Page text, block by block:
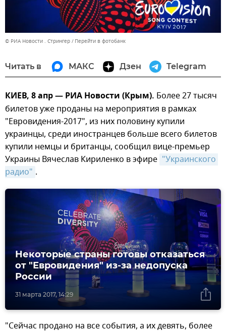
© РИА Новости . Стрингер Перейти в фотобанк
Читать в МАКС Дзен Telegram
КИЕВ, 8 апр — РИА Новости (Крым). Более 27 тысяч
билетов уже проданы на мероприятия в рамках
"Евровидения-2017", из них половину купили
украинцы, среди иностранцев больше всего билетов
купили немцы и британцы, сообщил вице-премьер
Украины Вячеслав Кириленко в эфире "Украинского
радио" .
31 марта 2017, 14:29
Некоторые страны готовы отказаться
от "Евровидения" из-за недопуска
России
"Сейчас продано на все события, а их девять, более